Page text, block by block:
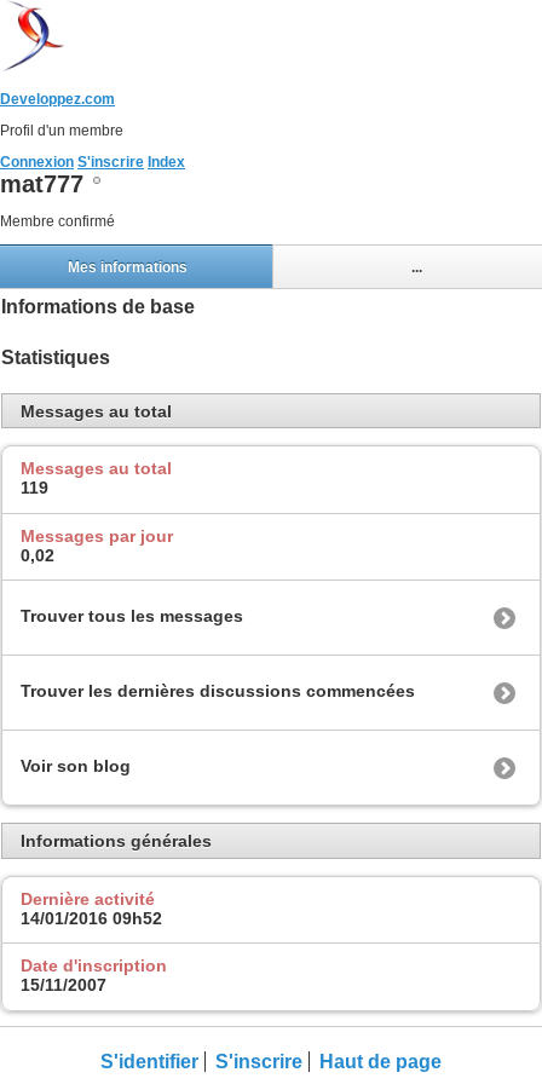
Developpez.com
Profil d'un membre
Connexion S'inscrire Index
mat777
Membre confirmé
Mes informations ...
Informations de base
Statistiques
Messages au total
Messages au total
119
Messages par jour
0,02
Trouver tous les messages
Trouver les dernières discussions commencées
Voir son blog
Informations générales
Dernière activité
14/01/2016 09h52
Date d'inscription
15/11/2007
S'identifier S'inscrire Haut de page